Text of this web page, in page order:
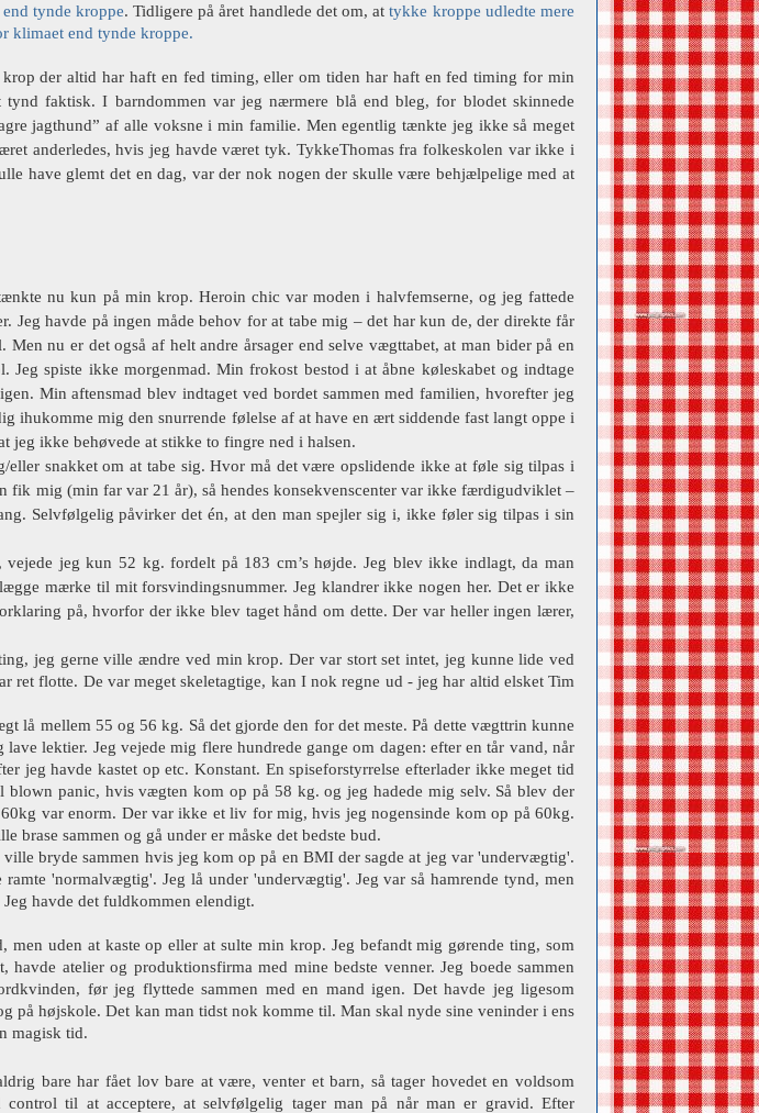
tynde kroppe. Tidligere på året handlede det om, attykke kroppe udledte mere
klimaet end tynde kroppe.
der altid har haft en fed timing, eller om tiden har haft en fed timing for min
faktisk. I barndommen var jeg nærmere blå end bleg, for blodet skinnede
jagthund” af alle voksne i min familie. Men egentlig tænkte jeg ikke så meget
anderledes, hvis jeg havde været tyk. TykkeThomas fra folkeskolen var ikke i
have glemt det en dag, var der nok nogen der skulle være behjælpelige med at
nu kun på min krop. Heroin chic var moden i halvfemserne, og jeg fattede
Jeg havde på ingen måde behov for at tabe mig – det har kun de, der direkte får
Men nu er det også af helt andre årsager end selve vægttabet, at man bider på en
Jeg spiste ikke morgenmad. Min frokost bestod i at åbne køleskabet og indtage
Min aftensmad blev indtaget ved bordet sammen med familien, hvorefter jeg
ihukomme mig den snurrende følelse af at have en ært siddende fast langt oppe i
jeg ikke behøvede at stikke to fingre ned i halsen.
snakket om at tabe sig. Hvor må det være opslidende ikke at føle sig tilpas i
fik mig (min far var 21 år), så hendes konsekvenscenter var ikke færdigudviklet –
Selvfølgelig påvirker det én, at den man spejler sig i, ikke føler sig tilpas i sin
jeg kun 52 kg. fordelt på 183 cm’s højde. Jeg blev ikke indlagt, da man
mærke til mit forsvindingsnummer. Jeg klandrer ikke nogen her. Det er ikke
på, hvorfor der ikke blev taget hånd om dette. Der var heller ingen lærer,
jeg gerne ville ændre ved min krop. Der var stort set intet, jeg kunne lide ved
ret flotte. De var meget skeletagtige, kan I nok regne ud - jeg har altid elsket Tim
lå mellem 55 og 56 kg. Så det gjorde den for det meste. På dette vægttrin kunne
lektier. Jeg vejede mig flere hundrede gange om dagen: efter en tår vand, når
jeg havde kastet op etc. Konstant. En spiseforstyrrelse efterlader ikke meget tid
panic, hvis vægten kom op på 58 kg. og jeg hadede mig selv. Så blev der
var enorm. Der var ikke et liv for mig, hvis jeg nogensinde kom op på 60kg.
brase sammen og gå under er måske det bedste bud.
bryde sammen hvis jeg kom op på en BMI der sagde at jeg var 'undervægtig'.
'normalvægtig'. Jeg lå under 'undervægtig'. Jeg var så hamrende tynd, men
havde det fuldkommen elendigt.
uden at kaste op eller at sulte min krop. Jeg befandt mig gørende ting, som
atelier og produktionsfirma med mine bedste venner. Jeg boede sammen
før jeg flyttede sammen med en mand igen. Det havde jeg ligesom
på højskole. Det kan man tidst nok komme til. Man skal nyde sine veninder i ens
magisk tid.
bare har fået lov bare at være, venter et barn, så tager hovedet en voldsom
til at acceptere, at selvfølgelig tager man på når man er gravid. Efter